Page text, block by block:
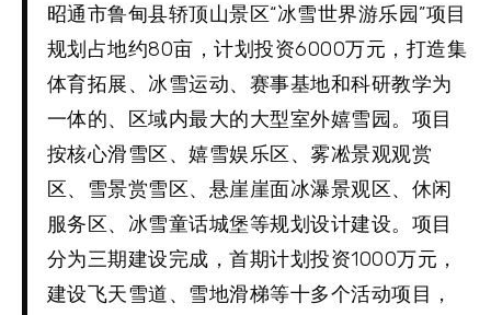
昭通市鲁甸县轿顶山景区“冰雪世界游乐园”项目
规划占地约80亩，计划投资6000万元，打造集
体育拓展、冰雪运动、赛事基地和科研教学为
一体的、区域内最大的大型室外嬉雪园。项目
按核心滑雪区、嬉雪娱乐区、雾凇景观观赏
区、雪景赏雪区、悬崖崖面冰瀑景观区、休闲
服务区、冰雪童话城堡等规划设计建设。项目
分为三期建设完成，首期计划投资1000万元，
建设飞天雪道、雪地滑梯等十多个活动项目，